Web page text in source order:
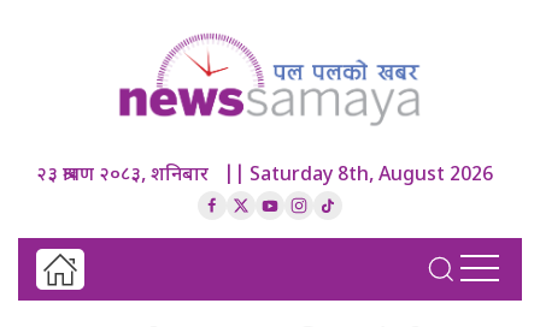
२३ श्रावण २०८३, शनिबार || Saturday 8th, August 2026